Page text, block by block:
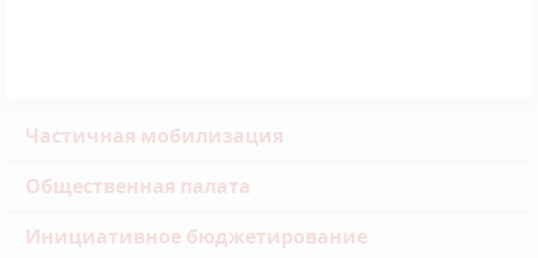
Частичная мобилизация
Общественная палата
Инициативное бюджетирование